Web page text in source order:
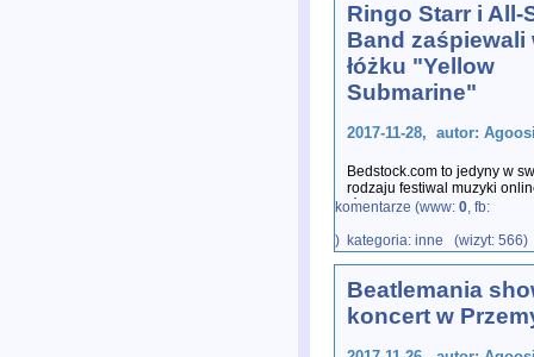
Ringo Starr i All-
Band zaśpiewali
łóżku "Yellow
Submarine"
2017-11-28, autor:
Bedstock.com to jedyny w
rodzaju festiwal muzyki
łóżka dla chorych na raka
komentarze (www: 0, fb:
) kategoria: inne (wizyt: 566)
Beatlemania
koncert w